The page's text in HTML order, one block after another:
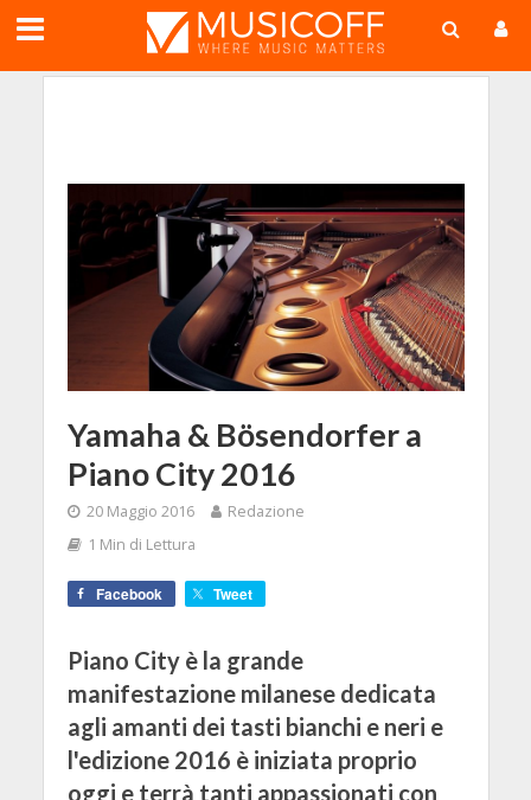
Yamaha & Bösendorfer a
Piano City 2016
20 Maggio 2016
Redazione
1 Min di Lettura
Facebook Tweet
Piano City è la grande
manifestazione milanese dedicata
agli amanti dei tasti bianchi e neri e
l'edizione 2016 è iniziata proprio
oggi e terrà tanti appassionati con